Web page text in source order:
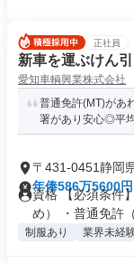
正社員
新車を運ぶけん
愛知車輌興業株式会社
普通免許(MT)があ
署があり安心◎平
〒431-0451静岡
年俸586万5600
資格 【必須条件
め） ・普通免許
制服あり 業界未経